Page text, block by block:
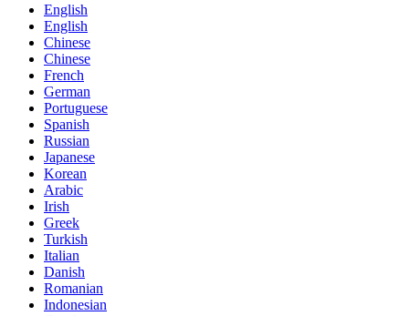
English
English
Chinese
Chinese
French
German
Portuguese
Spanish
Russian
Japanese
Korean
Arabic
Irish
Greek
Turkish
Italian
Danish
Romanian
Indonesian